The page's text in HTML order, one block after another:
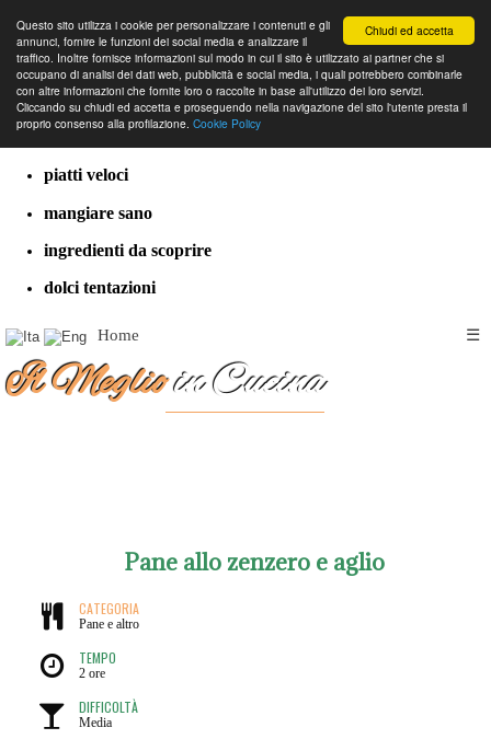
Chiudi ed accetta
Questo sito utilizza i cookie per personalizzare i contenuti e gli
annunci, fornire le funzioni dei social media e analizzare il
traffico. Inoltre fornisce informazioni sul modo in cui il sito è utilizzato ai partner che si
occupano di analisi dei dati web, pubblicità e social media, i quali potrebbero combinarle
con altre informazioni che fornite loro o raccolte in base all'utilizzo dei loro servizi.
Cliccando su chiudi ed accetta e proseguendo nella navigazione del sito l'utente presta il
proprio consenso alla profilazione. Cookie Policy
cucina dal mondo
ricette classiche
piatti veloci
mangiare sano
ingredienti da scoprire
dolci tentazioni
Home ☰
Il Meglioin Cucina
Pane allo zenzero e aglio
CATEGORIA
Pane e altro
TEMPO
2 ore
DIFFICOLTÀ
Media